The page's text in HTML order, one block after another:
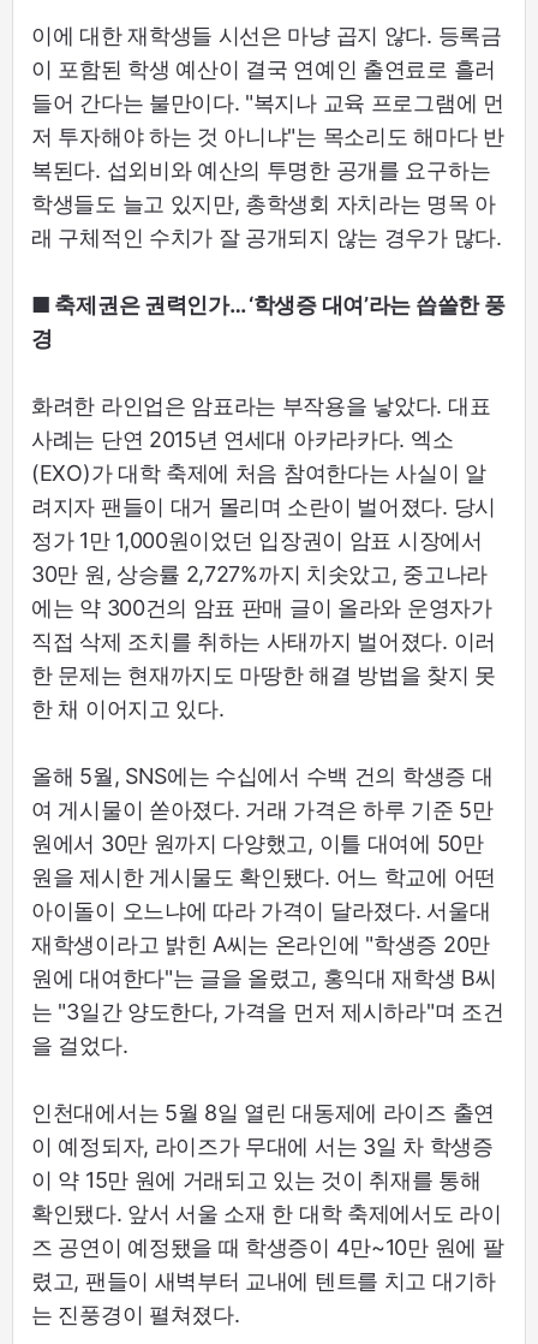
이에 대한 재학생들 시선은 마냥 곱지 않다. 등록금
이 포함된 학생 예산이 결국 연예인 출연료로 흘러
들어 간다는 불만이다. "복지나 교육 프로그램에 먼
저 투자해야 하는 것 아니냐"는 목소리도 해마다 반
복된다. 섭외비와 예산의 투명한 공개를 요구하는
학생들도 늘고 있지만, 총학생회 자치라는 명목 아
래 구체적인 수치가 잘 공개되지 않는 경우가 많다.
■ 축제권은 권력인가… ‘학생증 대여’라는 씁쓸한 풍
경
화려한 라인업은 암표라는 부작용을 낳았다. 대표
사례는 단연 2015년 연세대 아카라카다. 엑소
(EXO)가 대학 축제에 처음 참여한다는 사실이 알
려지자 팬들이 대거 몰리며 소란이 벌어졌다. 당시
정가 1만 1,000원이었던 입장권이 암표 시장에서
30만 원, 상승률 2,727%까지 치솟았고, 중고나라
에는 약 300건의 암표 판매 글이 올라와 운영자가
직접 삭제 조치를 취하는 사태까지 벌어졌다. 이러
한 문제는 현재까지도 마땅한 해결 방법을 찾지 못
한 채 이어지고 있다.
올해 5월, SNS에는 수십에서 수백 건의 학생증 대
여 게시물이 쏟아졌다. 거래 가격은 하루 기준 5만
원에서 30만 원까지 다양했고, 이틀 대여에 50만
원을 제시한 게시물도 확인됐다. 어느 학교에 어떤
아이돌이 오느냐에 따라 가격이 달라졌다. 서울대
재학생이라고 밝힌 A씨는 온라인에 "학생증 20만
원에 대여한다"는 글을 올렸고, 홍익대 재학생 B씨
는 "3일간 양도한다, 가격을 먼저 제시하라"며 조건
을 걸었다.
인천대에서는 5월 8일 열린 대동제에 라이즈 출연
이 예정되자, 라이즈가 무대에 서는 3일 차 학생증
이 약 15만 원에 거래되고 있는 것이 취재를 통해
확인됐다. 앞서 서울 소재 한 대학 축제에서도 라이
즈 공연이 예정됐을 때 학생증이 4만~10만 원에 팔
렸고, 팬들이 새벽부터 교내에 텐트를 치고 대기하
는 진풍경이 펼쳐졌다.